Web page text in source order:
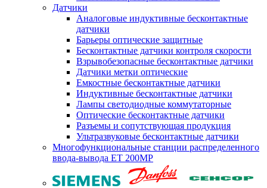
Датчики
Аналоговые индуктивные бесконтактные
датчики
Барьеры оптические защитные
Бесконтактные датчики контроля скорости
Взрывобезопасные бесконтактные датчики
Датчики метки оптические
Емкостные бесконтактные датчики
Индуктивные бесконтактные датчики
Лампы светодиодные коммутаторные
Оптические бесконтактные датчики
Разъемы и сопутствующая продукция
Ультразвуковые бесконтактные датчики
Многофункциональные станции распределенного
ввода-вывода ET 200MP